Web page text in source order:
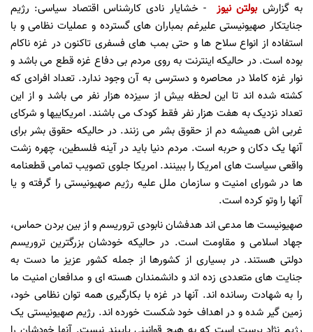
به گزارشبولتن نیوز - خشایار نادی کارشناس اقتصاد سیاسی: رژیم
جنایتکار صهیونیستی علیرغم بمباران های گسترده و عملیات نظامی و با
استفاده از انواع سلاح ها و حتی بمب های فسفری تاکنون در غزه ناکام
بوده است. در حالیکه اینترنت به روی مردم بی دفاع غزه قطع می باشد و
نوار غزه کاملا در محاصره و دسترسی به آن وجود ندارد. تعداد افرادی که
کشته شده اند تا این لحظه بیش از سیزده هزار نفر می باشد و از این
تعداد نزدیک به هفت هزار نفر فقط کودک می باشند. امریکاییها و شرکای
غربی اش همیشه دم از حقوق بشر می زنند. در حالیکه حقوق بشر برای
آنها یک دکان و حربه است. مردم دنیا باید در آینه فلسطین، چهره زشت
واقعی سیاست های امریکا را ببینند. امریکا جلوی تصویب تمامی قطعنامه
ها در شورای امنیت و سازمان ملل علیه رژیم صهیونیستی را گرفته و یا
آنها را وتو کرده است.
صهیونیست ها مدعی اند هدفشان نابودی تروریسم و از بین بردن حماس،
جهاد اسلامی و مقاومت است. در حالیکه خودشان بزرگترین تروریسم
دولتی هستند. در بسیاری از کشورها از جمله کشور عزیز ما دست به
جنایت های متعددی زده اند و دانشمندان هسته ای و مدافعان امنیت ما
را به شهادت رسانده اند. آنها در غزه با بکارگیری همه توان نظامی خود،
زمین گیر شده و در اهداف خود شکست خورده اند. رژیم صهیونیستی یک